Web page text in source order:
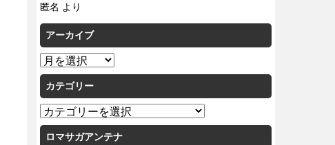
匿名 より
アーカイブ
ア
ー
カ
イ
ブ
カテゴリー
カ
テ
ゴロマサガアンテナ